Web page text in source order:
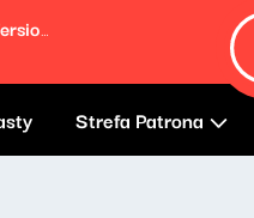
Flower (Find My Baby) (Resound NYC Version) (feat. Amythyst Kiah)
Strefa Patrona